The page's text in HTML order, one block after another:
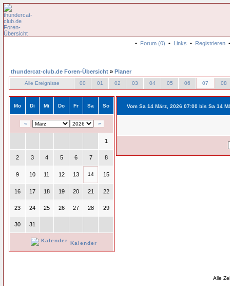
• Forum (0) • Links • Registrieren
thundercat-club.de Foren-Übersicht » Planer
Alle Ereignisse 00 01 02 03 04 05 06 07 08
Mo Di Mi Do Fr Sa So
« »
1
2 3 4 5 6 7 8
9 10 11 12 13 14 15
16 17 18 19 20 21 22
23 24 25 26 27 28 29
30 31
Kalender
Vom Sa 14 März, 2026 07:00 bis Sa 14
Alle